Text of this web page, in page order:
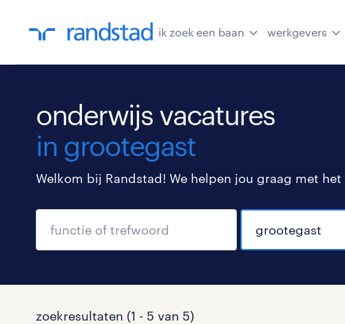
ik zoek een baan werkgevers
onderwijs vacatures
in grootegast
Welkom bij Randstad! We helpen jou graag met
zoekresultaten (1 - 5 van 5)